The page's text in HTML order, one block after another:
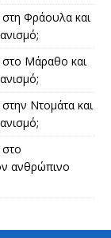
στη Φράουλα και
στο Μάραθο και
στην Ντομάτα και
στο
ανθρώπινο